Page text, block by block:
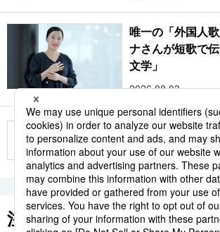
唯一の「外国人
ナさんが短歌で
文学」
2026.08.03
もっと見る
注目のキーワード